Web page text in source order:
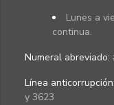
Lunes a
continua.
Numeral abreviado:
Línea anticorrupción:
y 3623